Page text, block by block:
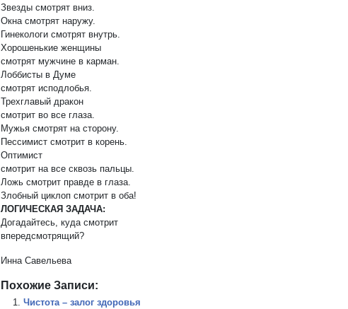
Звезды смотрят вниз.
Окна смотрят наружу.
Гинекологи смотрят внутрь.
Хорошенькие женщины
смотрят мужчине в карман.
Лоббисты в Думе
смотрят исподлобья.
Трехглавый дракон
смотрит во все глаза.
Мужья смотрят на сторону.
Пессимист смотрит в корень.
Оптимист
смотрит на все сквозь пальцы.
Ложь смотрит правде в глаза.
Злобный циклоп смотрит в оба!
ЛОГИЧЕСКАЯ ЗАДАЧА:
Догадайтесь, куда смотрит
впередсмотрящий?
Инна Савельева
Похожие Записи:
Чистота – залог здоровья